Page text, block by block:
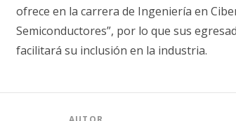
ofrece en la carrera de Ingeniería en
Semiconductores”, por lo que sus
facilitará su inclusión en la industria.